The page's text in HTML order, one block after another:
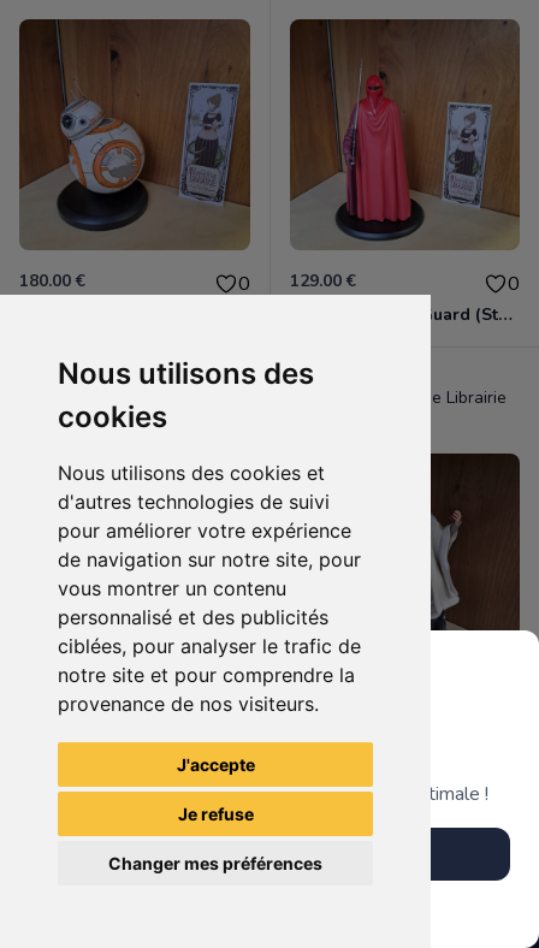
Nous utilisons des
cookies
Nous utilisons des cookies et
d'autres technologies de suivi
pour améliorer votre expérience
de navigation sur notre site, pour
vous montrer un contenu
personnalisé et des publicités
ciblées, pour analyser le trafic de
notre site et pour comprendre la
provenance de nos visiteurs.
J'accepte
Je refuse
Changer mes préférences
180.00 € 0 129.00 € 0
Statuette Royal Guard (Star Wars).
Nantaise
99.90 € 0
Statuette Harley Quinn
La Mystérieuse Librairie
189.90 €
La Mystérieuse Librairie
Nantaise
La Mystérieuse Librairie
Grenier du Geek
Télécharge notre app pour une expérience optimale !
Télécharger l'app